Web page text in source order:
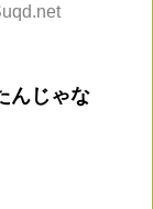
んじゃな